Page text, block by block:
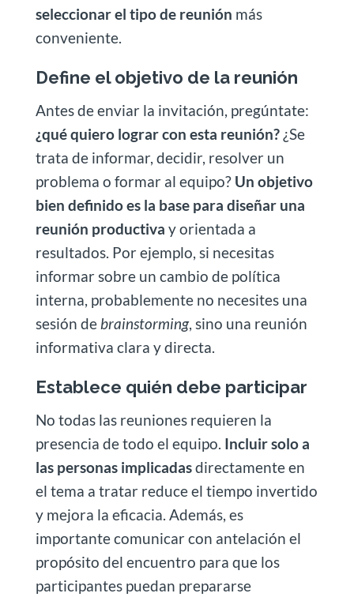
seleccionar el tipo de reunión más
conveniente.
Define el objetivo de la reunión
Antes de enviar la invitación, pregúntate:
¿qué quiero lograr con esta reunión?¿Se
trata de informar, decidir, resolver un
problema o formar al equipo? Un objetivo
bien definido es la base para diseñar una
reunión productiva y orientada a
resultados. Por ejemplo, si necesitas
informar sobre un cambio de política
interna, probablemente no necesites una
sesión de brainstorming, sino una reunión
informativa clara y directa.
Establece quién debe participar
No todas las reuniones requieren la
presencia de todo el equipo. Incluir solo a
las personas implicadasdirectamente en
el tema a tratar reduce el tiempo invertido
y mejora la eficacia. Además, es
importante comunicar con antelación el
propósito del encuentro para que los
participantes puedan prepararse